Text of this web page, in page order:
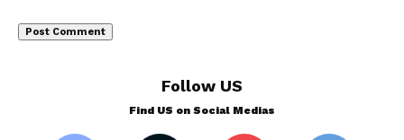
Follow US
Find US on Social Medias